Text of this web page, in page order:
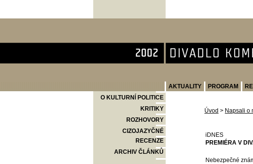
AKTUALITY PROGRAM
O KULTURNÍ POLITICE
KRITIKY
ROZHOVORY
CIZOJAZYČNÉ
RECENZE
ARCHIV ČLÁNKŮ
Úvod > Napsali o
iDNES
PREMIÉRA V
Nebezpečné